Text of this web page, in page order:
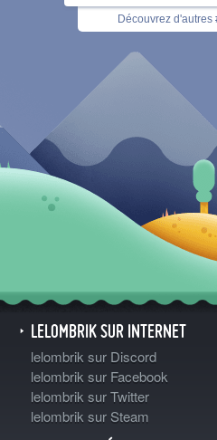
Découvrez d'autres
LELOMBRIK SUR INTERNET
lelombrik sur Discord
lelombrik sur Facebook
lelombrik sur Twitter
lelombrik sur Steam